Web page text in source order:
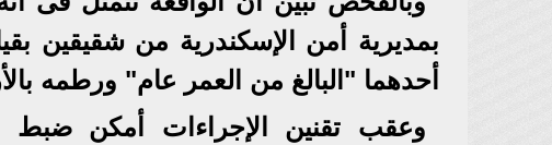
بمديرية أمن الإسكندرية من شقيقين
أحدهما "البالغ من العمر عام" ورطمه
وعقب تقنين الإجراءات أمكن ضبط